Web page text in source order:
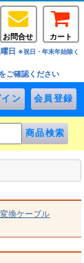
お問合せ
カート
日 ※祝日・年末年始除く
ご確認ください
変換ケーブル